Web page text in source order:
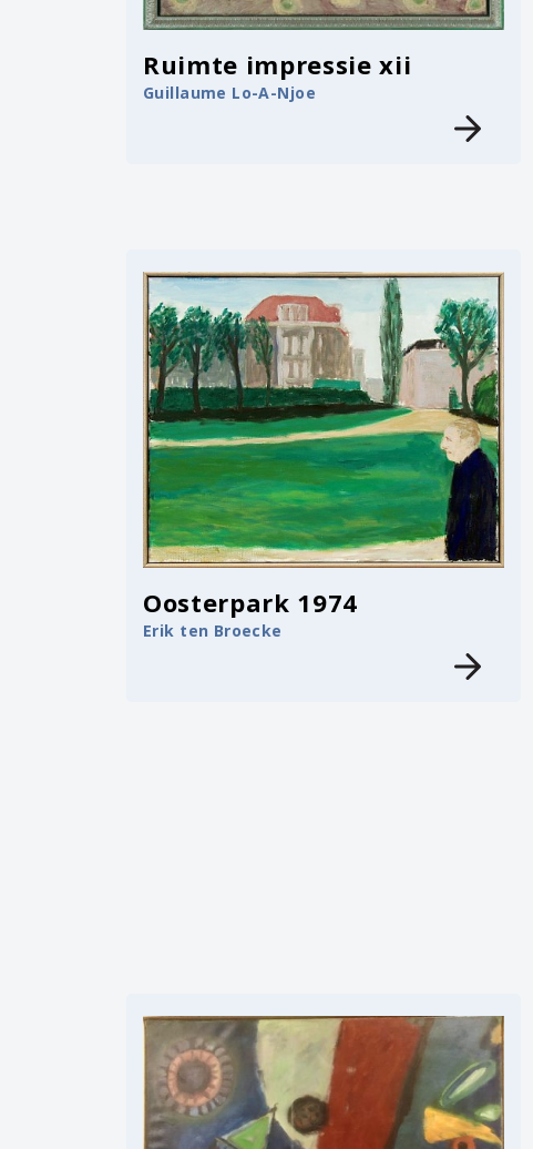
Ruimte impressie xii
Guillaume Lo-A-Njoe
Oosterpark 1974
Erik ten Broecke